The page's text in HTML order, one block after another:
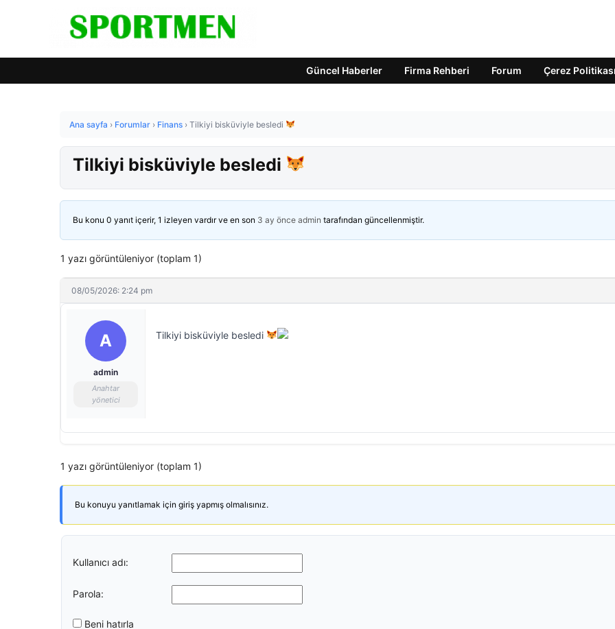
Güncel Haberler Firma Rehberi Forum Çerez Politikası
Ana sayfa › Forumlar › Finans › Tilkiyi bisküviyle besledi
Tilkiyi bisküviyle besledi
Bu konu 0 yanıt içerir, 1 izleyen vardır ve en son 3 ay önce admin tarafından güncellenmiştir.
1 yazı görüntüleniyor (toplam 1)
08/05/2026: 2:24 pm
A
admin
Anahtar
yönetici
Tilkiyi bisküviyle besledi
1 yazı görüntüleniyor (toplam 1)
Bu konuyu yanıtlamak için giriş yapmış olmalısınız.
Kullanıcı adı:
Parola:
Beni hatırla